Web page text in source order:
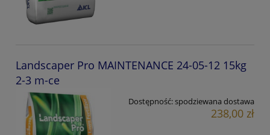
Landscaper Pro MAINTENANCE 24-05-12 15kg
2-3 m-ce
Dostępność:spodziewana dostawa
238,00 zł